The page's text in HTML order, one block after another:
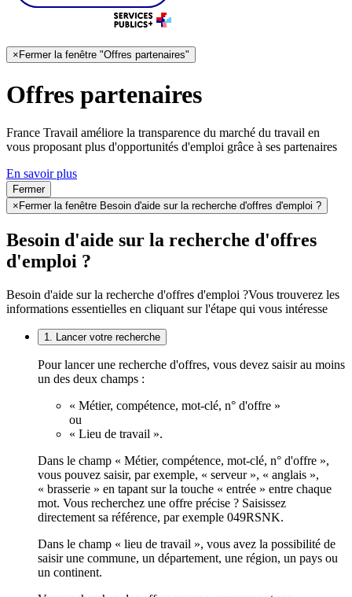
× Fermer la fenêtre "Offres partenaires"
Offres partenaires
France Travail améliore la transparence du marché du travail en
vous proposant plus d'opportunités d'emploi grâce à ses partenaires
En savoir plus
Fermer
× Fermer la fenêtre Besoin d'aide sur la recherche d'offres d'emploi ?
Besoin d'aide sur la recherche d'offres
d'emploi ?
Besoin d'aide sur la recherche d'offres d'emploi ?Vous trouverez les
informations essentielles en cliquant sur l'étape qui vous intéresse
1. Lancer votre recherche
Pour lancer une recherche d'offres, vous devez saisir au moins
un des deux champs :
« Métier, compétence, mot-clé, n° d'offre »
ou
« Lieu de travail ».
Dans le champ « Métier, compétence, mot-clé, n° d'offre »,
vous pouvez saisir, par exemple, « serveur », « anglais »,
« brasserie » en tapant sur la touche « entrée » entre chaque
mot. Vous recherchez une offre précise ? Saisissez
directement sa référence, par exemple 049RSNK.
Dans le champ « lieu de travail », vous avez la possibilité de
saisir une commune, un département, une région, un pays ou
un continent.